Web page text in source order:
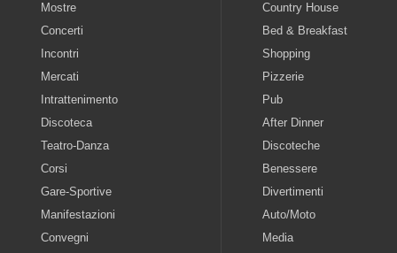
Mostre
Concerti
Incontri
Mercati
Intrattenimento
Discoteca
Teatro-Danza
Corsi
Gare-Sportive
Manifestazioni
Convegni
Country House
Bed & Breakfast
Shopping
Pizzerie
Pub
After Dinner
Discoteche
Benessere
Divertimenti
Auto/Moto
Media